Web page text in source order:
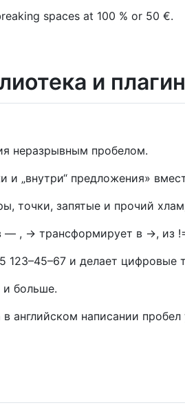
spaces at 100 % or 50 €.
и
неразрывным пробелом.
„внутри“ предложения»
точки, запятые и прочий
, -> трансформирует в →, из
и делает цифровые
и больше.
английском написании